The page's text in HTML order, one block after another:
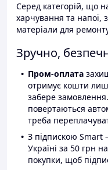
Серед категорій, що
харчування та напої,
матеріали для
Зручно,
Пром-оплата
отримує кошти
забере
повертаються
треба
З підпискою Smart
Україні за 50 грн
покупки, щоб